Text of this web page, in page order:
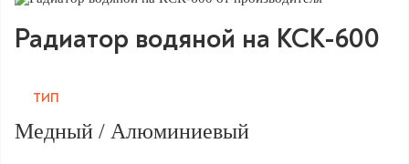
Радиатор водяной на КСК-600
ТИП
Медный / Алюминиевый